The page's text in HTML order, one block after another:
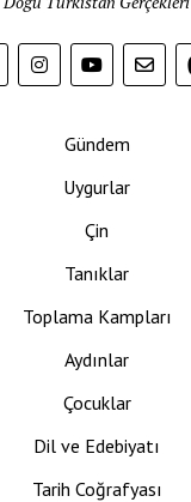
Gündem
Uygurlar
Çin
Tanıklar
Toplama Kampları
Aydınlar
Çocuklar
Dil ve Edebiyatı
Tarih Coğrafyası